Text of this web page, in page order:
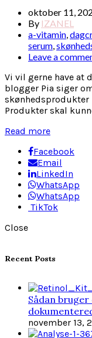
oktober 11,
By IZANEL
a-vitamin,
serum,
Leave a
Vi vil gerne have at
blogger Pia siger om
skønhedsprodukter
Produkter skal
Read more
Facebook
Email
LinkedIn
WhatsApp
WhatsApp
TikTok
Close
Recent Posts
Sådan
november 13,